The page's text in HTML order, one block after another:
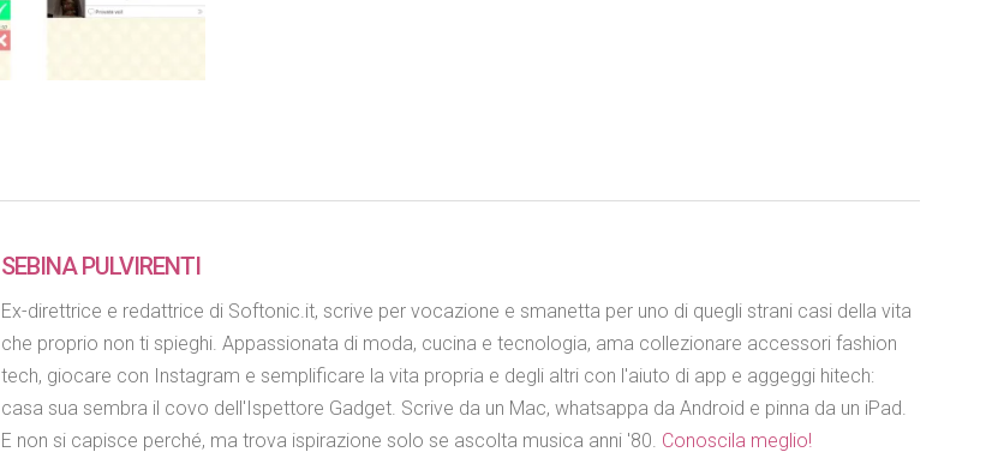
SEBINA PULVIRENTI
Ex-direttrice e redattrice di Softonic.it, scrive per vocazione e smanetta per uno di quegli strani casi della vita
che proprio non ti spieghi. Appassionata di moda, cucina e tecnologia, ama collezionare accessori fashion
tech, giocare con Instagram e semplificare la vita propria e degli altri con l'aiuto di app e aggeggi hitech:
casa sua sembra il covo dell'Ispettore Gadget. Scrive da un Mac, whatsappa da Android e pinna da un iPad.
E non si capisce perché, ma trova ispirazione solo se ascolta musica anni '80. Conoscila meglio!